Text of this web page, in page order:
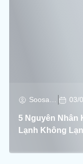
03/
5 Nguyên Nhân
Lạnh Không